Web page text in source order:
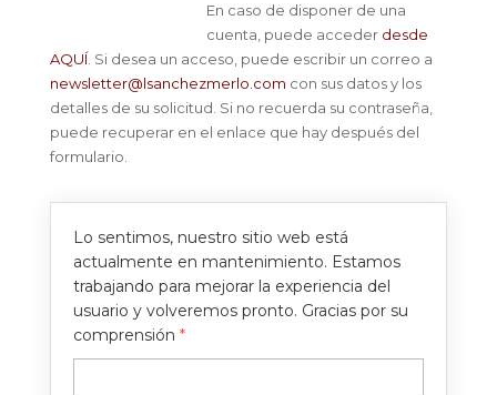
En caso de disponer de una
cuenta, puede acceder desde
AQUÍ. Si desea un acceso, puede escribir un correo a
newsletter@lsanchezmerlo.com con sus datos y los
detalles de su solicitud. Si no recuerda su contraseña,
puede recuperar en el enlace que hay después del
formulario.
Lo sentimos, nuestro sitio web está
actualmente en mantenimiento. Estamos
trabajando para mejorar la experiencia del
usuario y volveremos pronto. Gracias por su
comprensión *